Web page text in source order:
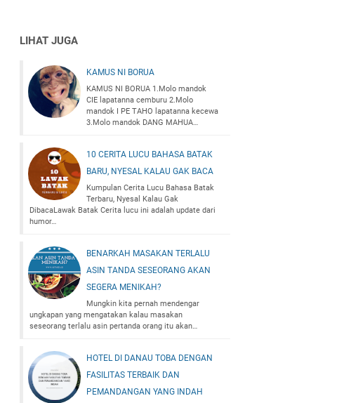
LIHAT JUGA
KAMUS NI BORUA
KAMUS NI BORUA 1.Molo mandok
CIE lapatanna cemburu 2.Molo
mandok I PE TAHO lapatanna kecewa
3.Molo mandok DANG MAHUA…
10 CERITA LUCU BAHASA BATAK
BARU, NYESAL KALAU GAK BACA
Kumpulan Cerita Lucu Bahasa Batak
Terbaru, Nyesal Kalau Gak
DibacaLawak Batak Cerita lucu ini adalah update dari
humor…
BENARKAH MASAKAN TERLALU
ASIN TANDA SESEORANG AKAN
SEGERA MENIKAH?
Mungkin kita pernah mendengar
ungkapan yang mengatakan kalau masakan
seseorang terlalu asin pertanda orang itu akan…
HOTEL DI DANAU TOBA DENGAN
FASILITAS TERBAIK DAN
PEMANDANGAN YANG INDAH